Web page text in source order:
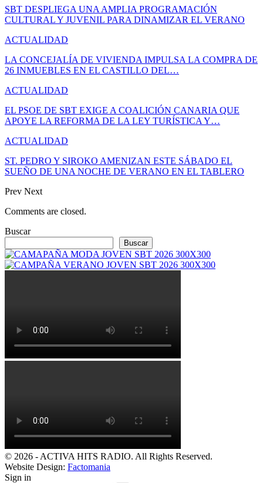
SBT DESPLIEGA UNA AMPLIA PROGRAMACIÓN
CULTURAL Y JUVENIL PARA DINAMIZAR EL VERANO
ACTUALIDAD
LA CONCEJALÍA DE VIVIENDA IMPULSA LA COMPRA DE
26 INMUEBLES EN EL CASTILLO DEL…
ACTUALIDAD
EL PSOE DE SBT EXIGE A COALICIÓN CANARIA QUE
APOYE LA REFORMA DE LA LEY TURÍSTICA Y…
ACTUALIDAD
ST. PEDRO Y SIROKO AMENIZAN ESTE SÁBADO EL
SUEÑO DE UNA NOCHE DE VERANO EN EL TABLERO
Prev Next
Comments are closed.
Buscar
Buscar
© 2026 - ACTIVA HITS RADIO. All Rights Reserved.
Website Design: Factomania
Sign in